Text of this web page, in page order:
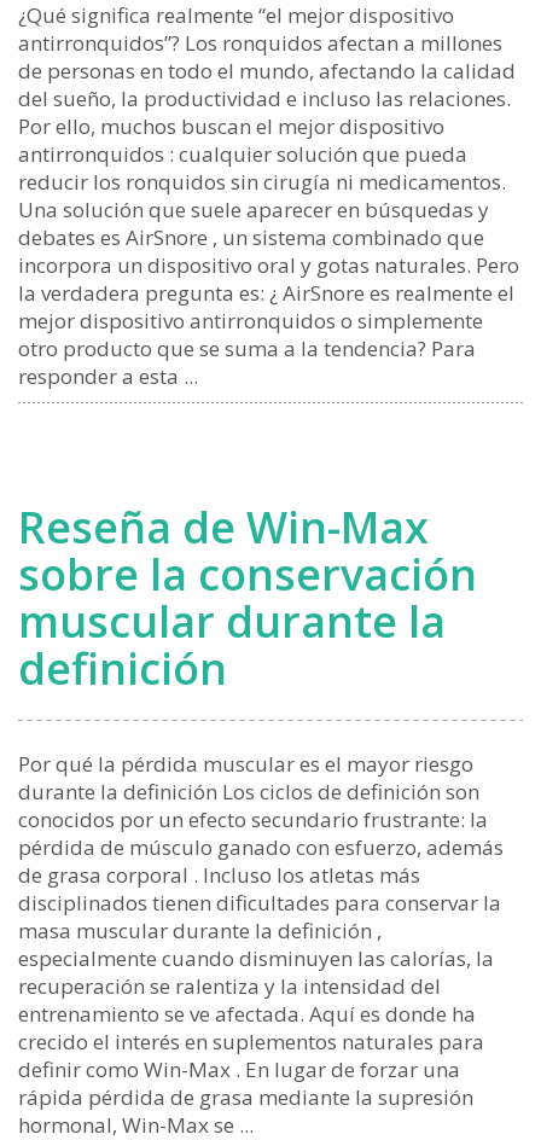
¿Qué significa realmente “el mejor dispositivo
antirronquidos”? Los ronquidos afectan a millones
de personas en todo el mundo, afectando la calidad
del sueño, la productividad e incluso las relaciones.
Por ello, muchos buscan el mejor dispositivo
antirronquidos : cualquier solución que pueda
reducir los ronquidos sin cirugía ni medicamentos.
Una solución que suele aparecer en búsquedas y
debates es AirSnore , un sistema combinado que
incorpora un dispositivo oral y gotas naturales. Pero
la verdadera pregunta es: ¿ AirSnore es realmente el
mejor dispositivo antirronquidos o simplemente
otro producto que se suma a la tendencia? Para
responder a esta ...
Reseña de Win-Max
sobre la conservación
muscular durante la
definición
Por qué la pérdida muscular es el mayor riesgo
durante la definición Los ciclos de definición son
conocidos por un efecto secundario frustrante: la
pérdida de músculo ganado con esfuerzo, además
de grasa corporal . Incluso los atletas más
disciplinados tienen dificultades para conservar la
masa muscular durante la definición ,
especialmente cuando disminuyen las calorías, la
recuperación se ralentiza y la intensidad del
entrenamiento se ve afectada. Aquí es donde ha
crecido el interés en suplementos naturales para
definir como Win-Max . En lugar de forzar una
rápida pérdida de grasa mediante la supresión
hormonal, Win-Max se ...